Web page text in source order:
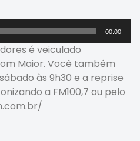
00:00
é veiculado
Maior. Você também
às 9h30 e a reprise
a FM100,7 ou pelo